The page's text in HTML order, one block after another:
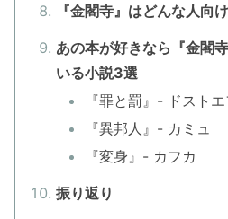
『金閣寺』はどんな人向
あの本が好きなら『金閣
いる小説3選
『罪と罰』- ドスト
『異邦人』- カミュ
『変身』- カフカ
振り返り